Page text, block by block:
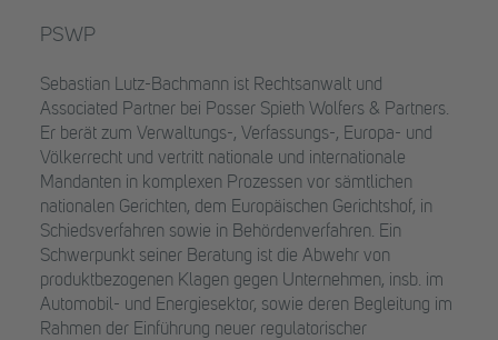
PSWP
Sebastian Lutz-Bachmann ist Rechtsanwalt und
Associated Partner bei Posser Spieth Wolfers & Partners.
Er berät zum Verwaltungs-, Verfassungs-, Europa- und
Völkerrecht und vertritt nationale und internationale
Mandanten in komplexen Prozessen vor sämtlichen
nationalen Gerichten, dem Europäischen Gerichtshof, in
Schiedsverfahren sowie in Behördenverfahren. Ein
Schwerpunkt seiner Beratung ist die Abwehr von
produktbezogenen Klagen gegen Unternehmen, insb. im
Automobil- und Energiesektor, sowie deren Begleitung im
Rahmen der Einführung neuer regulatorischer